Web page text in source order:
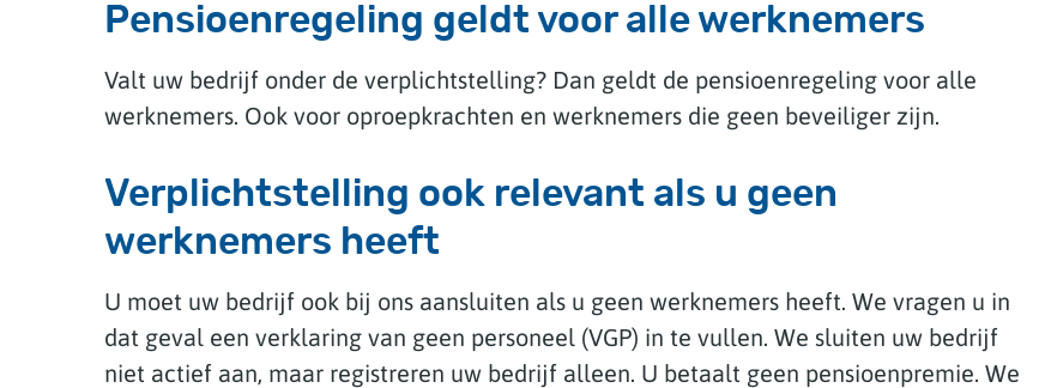
Pensioenregeling geldt voor alle werknemers
Valt uw bedrijf onder de verplichtstelling? Dan geldt de pensioenregeling voor alle
werknemers. Ook voor oproepkrachten en werknemers die geen beveiliger zijn.
Verplichtstelling ook relevant als u geen
werknemers heeft
U moet uw bedrijf ook bij ons aansluiten als u geen werknemers heeft. We vragen u in
dat geval een verklaring van geen personeel (VGP) in te vullen. We sluiten uw bedrijf
niet actief aan, maar registreren uw bedrijf alleen. U betaalt geen pensioenpremie. We